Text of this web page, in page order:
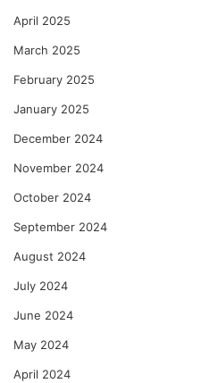
April 2025
March 2025
February 2025
January 2025
December 2024
November 2024
October 2024
September 2024
August 2024
July 2024
June 2024
May 2024
April 2024